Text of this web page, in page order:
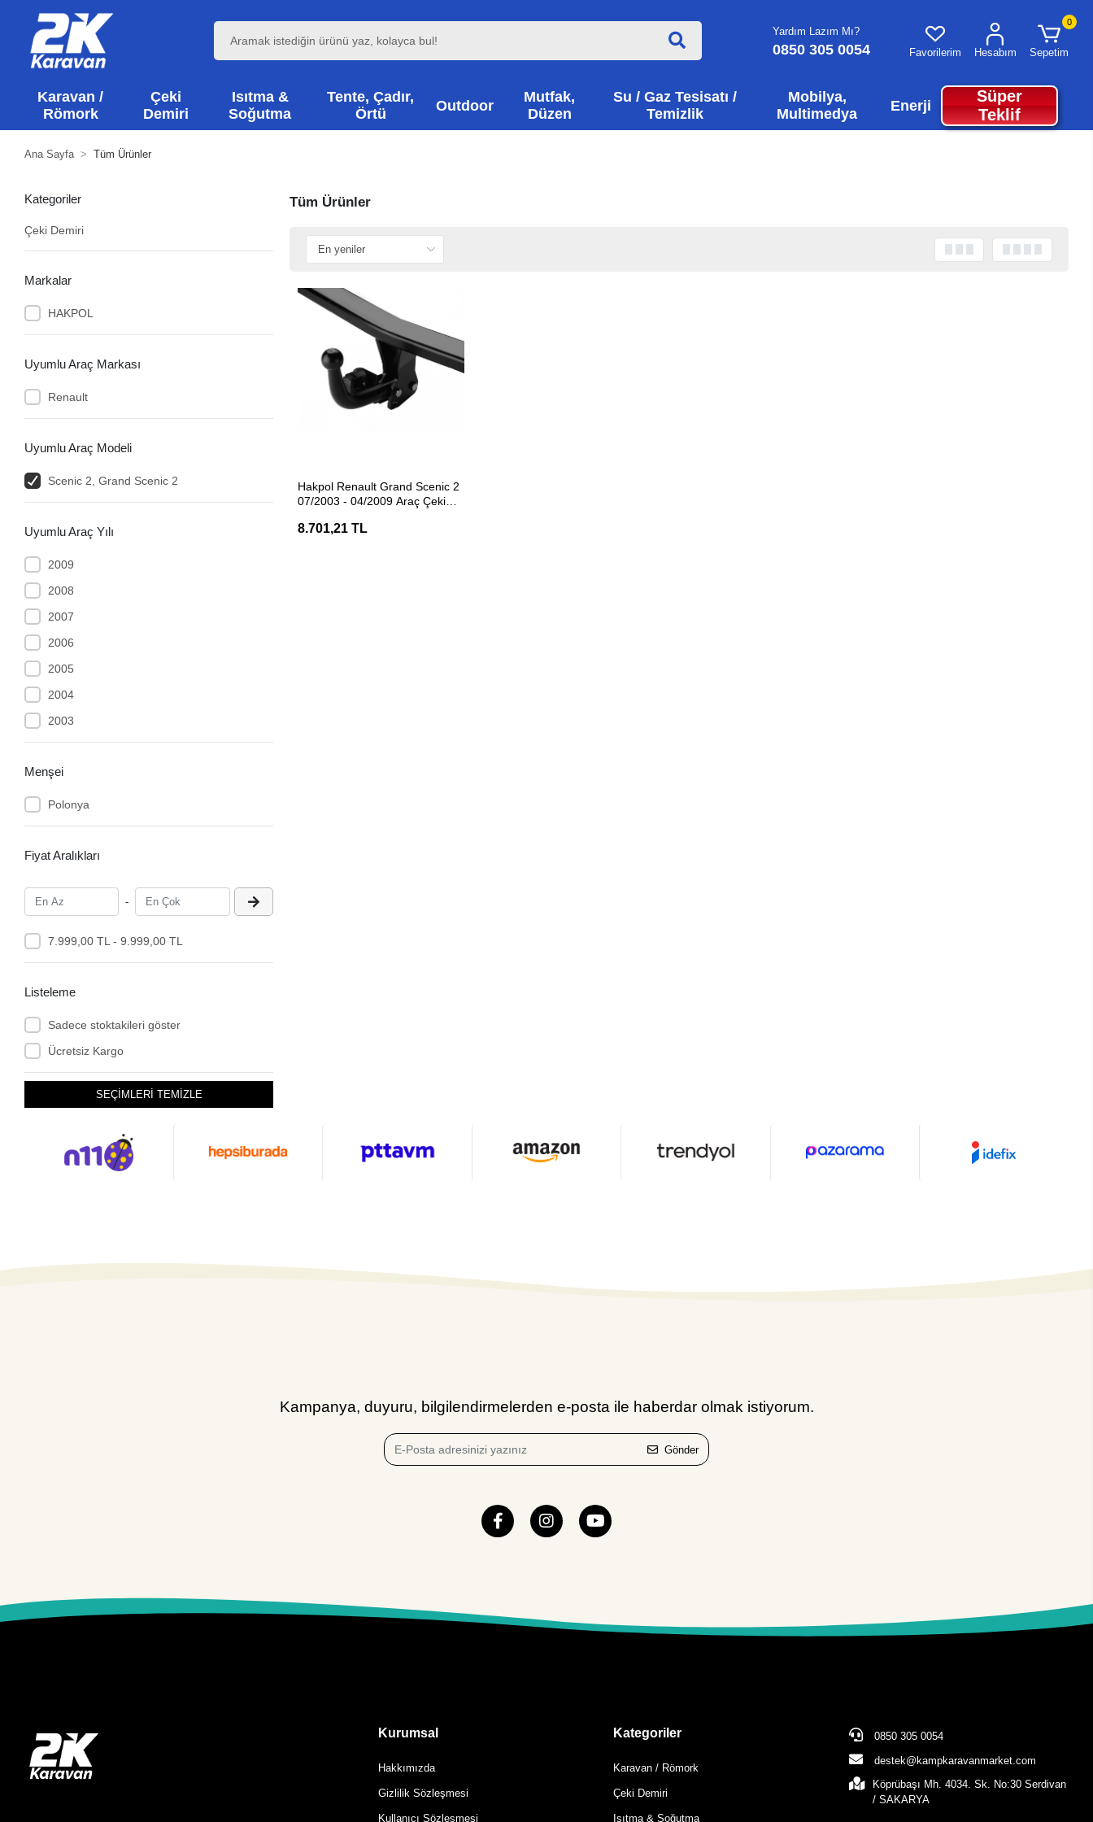
Yardım Lazım Mı?
0850 305 0054 Favorilerim Hesabım
0
Sepetim
Karavan /
Römork
Çeki
Demiri
Isıtma &
Soğutma
Tente, Çadır,
Örtü
Outdoor
Mutfak,
Düzen
Su / Gaz Tesisatı /
Temizlik
Mobilya,
Multimedya
Enerji
Süper
Teklif
Ana Sayfa Tüm Ürünler
Kategoriler
Çeki Demiri
Markalar
HAKPOL
Uyumlu Araç Markası
Renault
Uyumlu Araç Modeli
Scenic 2, Grand Scenic 2
Uyumlu Araç Yılı
2009
2008
2007
2006
2005
2004
2003
Menşei
Polonya
Fiyat Aralıkları
-
7.999,00 TL - 9.999,00 TL
Listeleme
Sadece stoktakileri göster
Ücretsiz Kargo
SEÇİMLERİ TEMİZLE
Tüm Ürünler
Hakpol Renault Grand Scenic 2
07/2003 - 04/2009 Araç Çeki
8.701,21 TL
Kampanya, duyuru, bilgilendirmelerden e-posta ile haberdar olmak istiyorum.
Gönder
Kurumsal
Hakkımızda
Gizlilik Sözleşmesi
Kullanıcı Sözleşmesi
Kategoriler
Karavan / Römork
Çeki Demiri
Isıtma & Soğutma
0850 305 0054
destek@kampkaravanmarket.com
Köprübaşı Mh. 4034. Sk. No:30 Serdivan
/ SAKARYA